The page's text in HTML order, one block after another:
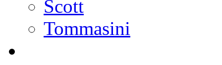
Scott
Tommasini